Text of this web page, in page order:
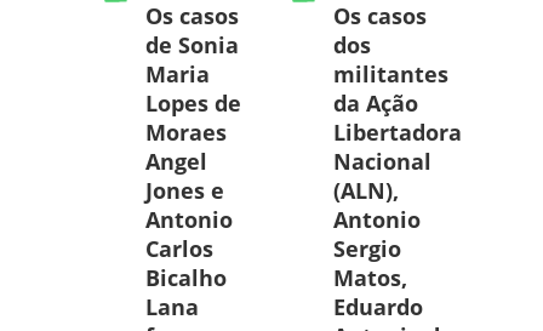
Os casos
de Sonia
Maria
Lopes de
Moraes
Angel
Jones e
Antonio
Carlos
Bicalho
Lana
Os casos
dos
militantes
da Ação
Libertadora
Nacional
(ALN),
Antonio
Sergio
Matos,
Eduardo